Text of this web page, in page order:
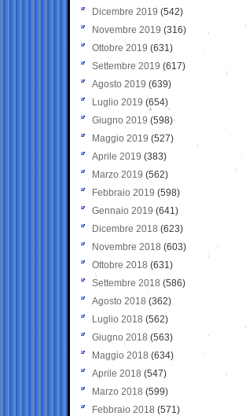
Dicembre 2019 (542)
Novembre 2019 (316)
Ottobre 2019 (631)
Settembre 2019 (617)
Agosto 2019 (639)
Luglio 2019 (654)
Giugno 2019 (598)
Maggio 2019 (527)
Aprile 2019 (383)
Marzo 2019 (562)
Febbraio 2019 (598)
Gennaio 2019 (641)
Dicembre 2018 (623)
Novembre 2018 (603)
Ottobre 2018 (631)
Settembre 2018 (586)
Agosto 2018 (362)
Luglio 2018 (562)
Giugno 2018 (563)
Maggio 2018 (634)
Aprile 2018 (547)
Marzo 2018 (599)
Febbraio 2018 (571)